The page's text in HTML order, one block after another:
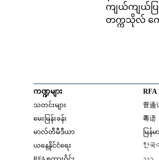
ကျယ်ကျယ်ပ
တက္ကသိုလ် ကျ
ကဏ္ဍများ
သတင်းများ
မေးမြန်းခန်း
မာလ်တီမီဒီယာ
ယနေ့နိုင်ငံရေး
RFA
普通
粤语
မြန်မ
한국